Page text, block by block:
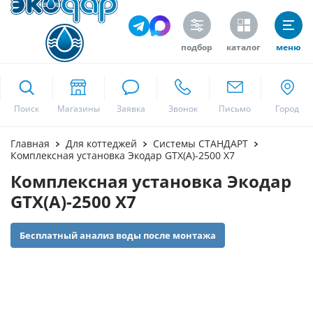
подбор каталог меню
Поиск
Москва
Главная Для коттеджей
Системы СТАНДАРТ
Комплексная установка Экодар GTX(A)-2500 X7
Комплексная установка Экодар
GTX(A)-2500 X7
Бесплатный анализ воды после монтажа